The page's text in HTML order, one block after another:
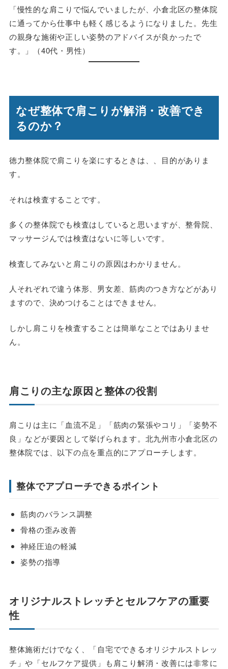
「慢性的な肩こりで悩んでいましたが、小倉北区の整体院
に通ってから仕事中も軽く感じるようになりました。先生
の親身な施術や正しい姿勢のアドバイスが良かったで
す。」（40代・男性）
なぜ整体で肩こりが解消・改善でき
るのか？
徳力整体院で肩こりを楽にするときは、、目的がありま
す。
それは検査することです。
多くの整体院でも検査はしていると思いますが、整骨院、
マッサージんでは検査はないに等しいです。
検査してみないと肩こりの原因はわかりません。
人それぞれで違う体形、男女差、筋肉のつき方などがあり
ますので、決めつけることはできません。
しかし肩こりを検査することは簡単なことではありませ
ん。
肩こりの主な原因と整体の役割
肩こりは主に「血流不足」「筋肉の緊張やコリ」「姿勢不
良」などが要因として挙げられます。北九州市小倉北区の
整体院では、以下の点を重点的にアプローチします。
整体でアプローチできるポイント
筋肉のバランス調整
骨格の歪み改善
神経圧迫の軽減
姿勢の指導
オリジナルストレッチとセルフケアの重要
性
整体施術だけでなく、「自宅でできるオリジナルストレッ
チ」や「セルフケア提供」も肩こり解消・改善には非常に